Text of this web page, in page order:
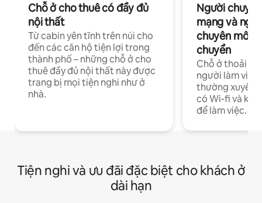
Chỗ ở cho thuê có đầy đủ
nội thất
Từ cabin yên tĩnh trên núi cho
đến các căn hộ tiện lợi trong
thành phố – những chỗ ở cho
thuê đầy đủ nội thất này được
trang bị mọi tiện nghi như ở
nhà.
Người
mạng và
chuyên môn
chuyển
Chỗ ở thoải
người làm việc
thường xuyên
có Wi-fi và
để làm việc.
Tiện nghi và ưu đãi đặc biệt cho khách ở
dài hạn